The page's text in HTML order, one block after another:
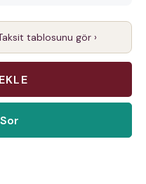
tablosunu gör ›